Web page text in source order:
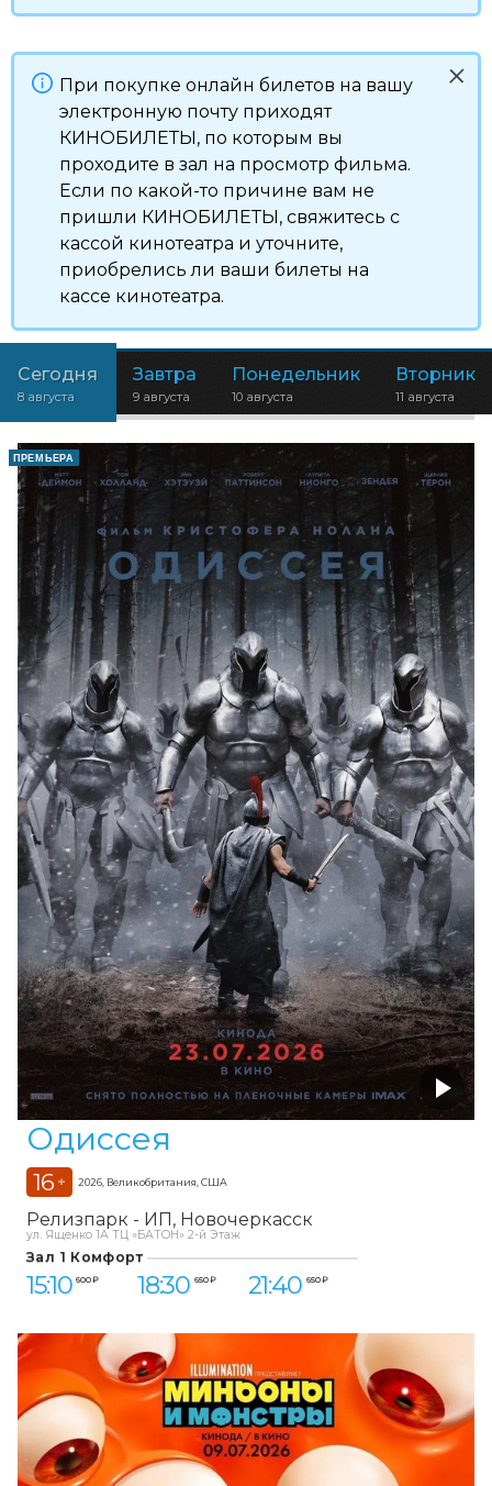
При покупке онлайн билетов на вашу
электронную почту приходят
КИНОБИЛЕТЫ, по которым вы
проходите в зал на просмотр фильма.
Если по какой-то причине вам не
пришли КИНОБИЛЕТЫ, свяжитесь с
кассой кинотеатра и уточните,
приобрелись ли ваши билеты на
кассе кинотеатра.
Сегодня
8 августа
Завтра
9 августа
Понедельник
10 августа
Вторник
11 августа
ПРЕМЬЕРА
Одиссея
16 + 2026, Великобритания, США
Релизпарк - ИП Новочеркасск
ул. Ященко 1А ТЦ «БАТОН» 2-й Этаж
Зал 1 Комфорт
15:10 600 ₽ 18:30 650 ₽ 21:40 650 ₽